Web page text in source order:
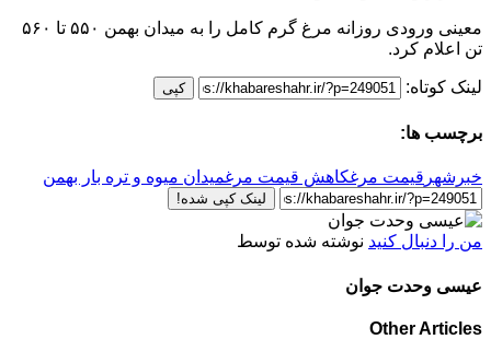
معینی ورودی روزانه مرغ گرم کامل را به میدان بهمن ۵۵۰ تا ۵۶۰
تن اعلام کرد.
لینک کوتاه: کپی
برچسب ها:
خبرشهر قیمت مرغکاهش قیمت مرغمیدان میوه و تره بار بهمن
لینک کپی شده!
من را دنبال کنید نوشته شده توسط
عیسی وحدت جوان
Other Articles